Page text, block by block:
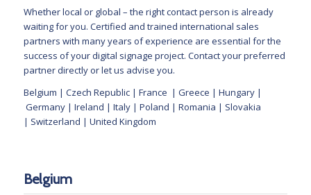
Whether local or global – the right contact person is already
waiting for you. Certified and trained international sales
partners with many years of experience are essential for the
success of your digital signage project. Contact your preferred
partner directly or let us advise you.
Belgium | Czech Republic| France | Greece | Hungary|
Germany | Ireland | Italy| Poland | Romania | Slovakia
| Switzerland | United Kingdom
Belgium